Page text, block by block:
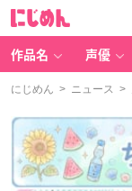
作品名 声優
にじめん > ニュース >